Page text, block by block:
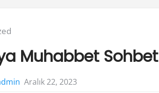
Muhabbet Sohbet
Aralık 22, 2023